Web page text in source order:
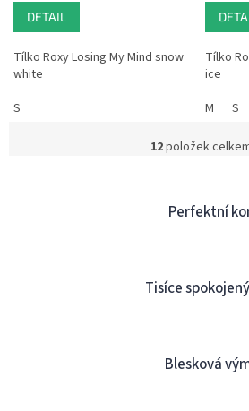
DETAIL
Tílko Roxy Losing My Mind snow
white
S
Tílko
ice
M
S
O
á
d
p
y
v
12položek
Perfektní
Tisíce
Blesková